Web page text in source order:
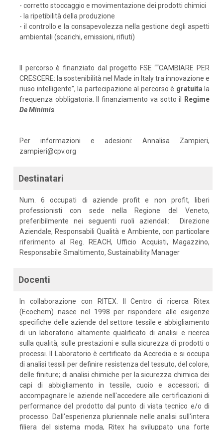
- corretto stoccaggio e movimentazione dei prodotti chimici
- la ripetibilità della produzione
- il controllo e la consapevolezza nella gestione degli aspetti
ambientali (scarichi, emissioni, rifiuti)
Il percorso è finanziato dal progetto FSE ““CAMBIARE PER
CRESCERE: la sostenibilità nel Made in Italy tra innovazione e
riuso intelligente”, la partecipazione al percorso è gratuita la
frequenza obbligatoria. Il finanziamento va sotto il
Regime
DeMinimis
Per informazioni e adesioni: Annalisa Zampieri,
zampieri@cpv.org
Destinatari
Num. 6 occupati di aziende profit e non profit, liberi
professionisti con sede nella Regione del Veneto,
preferibilmente nei seguenti ruoli aziendali: Direzione
Aziendale, Responsabili Qualità e Ambiente, con particolare
riferimento al Reg. REACH, Ufficio Acquisti, Magazzino,
Responsabile Smaltimento, Sustainability Manager
Docenti
In collaborazione con RITEX. Il Centro di ricerca Ritex
(Ecochem) nasce nel 1998 per rispondere alle esigenze
specifiche delle aziende del settore tessile e abbigliamento
di un laboratorio altamente qualificato di analisi e ricerca
sulla qualità, sulle prestazioni e sulla sicurezza di prodotti o
processi. Il Laboratorio è certificato da Accredia e si occupa
di analisi tessili per definire resistenza del tessuto, del colore,
delle finiture; di analisi chimiche per la sicurezza chimica dei
capi di abbigliamento in tessile, cuoio e accessori; di
accompagnare le aziende nell'accedere alle certificazioni di
performance del prodotto dal punto di vista tecnico e/o di
processo. Dall'esperienza pluriennale nelle analisi sull'intera
filiera del sistema moda, Ritex ha sviluppato una forte